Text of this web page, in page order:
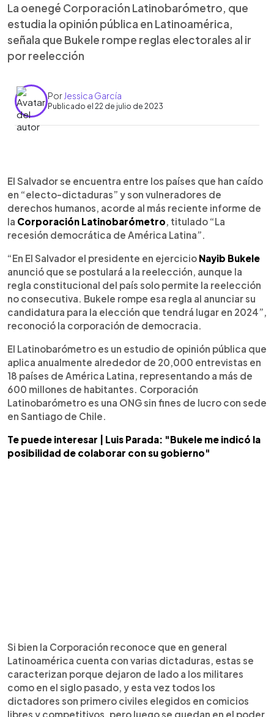
La oenegé Corporación Latinobarómetro, que
estudia la opinión pública en Latinoamérica,
señala que Bukele rompe reglas electorales al ir
por reelección
Por Jessica García
Publicado el 22 de julio de 2023
Escuchar artículo
El Salvador se encuentra entre los países que han caído
en “electo-dictaduras” y son vulneradores de
derechos humanos, acorde al más reciente informe de
la Corporación Latinobarómetro , titulado “La
recesión democrática de América Latina”.
“En El Salvador el presidente en ejercicio Nayib Bukele
anunció que se postulará a la reelección, aunque la
regla constitucional del país solo permite la reelección
no consecutiva. Bukele rompe esa regla al anunciar su
candidatura para la elección que tendrá lugar en 2024”,
reconoció la corporación de democracia.
El Latinobarómetro es un estudio de opinión pública que
aplica anualmente alrededor de 20,000 entrevistas en
18 países de América Latina, representando a más de
600 millones de habitantes. Corporación
Latinobarómetro es una ONG sin fines de lucro con sede
en Santiago de Chile.
Te puede interesar | Luis Parada: "Bukele me indicó la
posibilidad de colaborar con su gobierno"
Si bien la Corporación reconoce que en general
Latinoamérica cuenta con varias dictaduras, estas se
caracterizan porque dejaron de lado a los militares
como en el siglo pasado, y esta vez todos los
dictadores son primero civiles elegidos en comicios
libres y competitivos, pero luego se quedan en el poder